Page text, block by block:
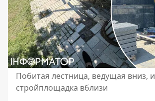
Побитая лестница, ведущая вниз, и
стройплощадка вблизи